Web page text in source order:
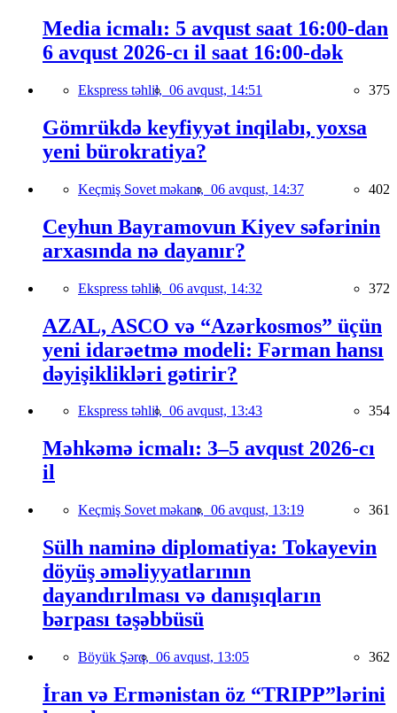
Media icmalı: 5 avqust saat 16:00-dan
6 avqust 2026-cı il saat 16:00-dək
Ekspress təhlil, 06 avqust, 14:51 375
Gömrükdə keyfiyyət inqilabı, yoxsa
yeni bürokratiya?
Keçmiş Sovet məkanı, 06 avqust, 14:37 402
Ceyhun Bayramovun Kiyev səfərinin
arxasında nə dayanır?
Ekspress təhlil, 06 avqust, 14:32 372
AZAL, ASCO və “Azərkosmos” üçün
yeni idarəetmə modeli: Fərman hansı
dəyişiklikləri gətirir?
Ekspress təhlil, 06 avqust, 13:43 354
Məhkəmə icmalı: 3–5 avqust 2026-cı
il
Keçmiş Sovet məkanı, 06 avqust, 13:19 361
Sülh naminə diplomatiya: Tokayevin
döyüş əməliyyatlarının
dayandırılması və danışıqların
bərpası təşəbbüsü
Böyük Şərq, 06 avqust, 13:05 362
İran və Ermənistan öz “TRIPP”lərini